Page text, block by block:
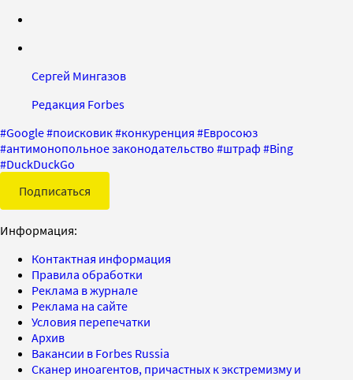
Сергей Мингазов
Редакция Forbes
#Google#поисковик#конкуренция #Евросоюз
#антимонопольное законодательство #штраф #Bing
#DuckDuckGo
Подписаться
Информация:
Контактная информация
Правила обработки
Реклама в журнале
Реклама на сайте
Условия перепечатки
Архив
Вакансии в Forbes Russia
Сканер иноагентов, причастных к экстремизму и